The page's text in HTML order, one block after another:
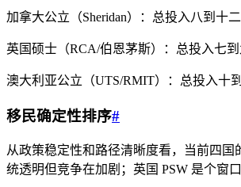
加拿大公立（Sheridan）：总投入八到十
英国硕士（RCA/伯恩茅斯）：总投入七
澳大利亚公立（UTS/RMIT）：总投入十
移民确定性排序#
从政策稳定性和路径清晰度看，当前四国
统透明但竞争在加剧；英国 PSW 是个窗